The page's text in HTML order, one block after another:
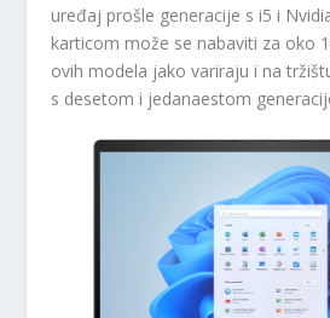
uređaj prošle generacije s i5 i
karticom može se nabaviti za oko
ovih modela jako variraju i na
s desetom i jedanaestom